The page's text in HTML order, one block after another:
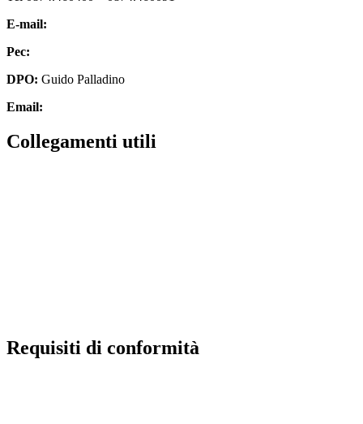
E-mail:
Pec:
DPO: Guido Palladino
Email:
Collegamenti utili
Requisiti di conformità